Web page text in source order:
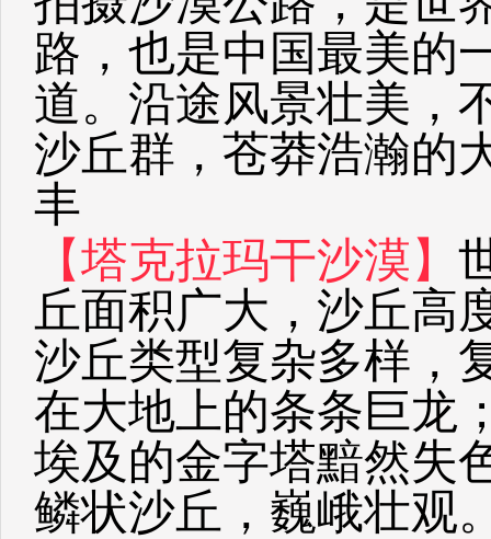
路，也是中国最美的
道。沿途风景壮美，
沙丘群，苍莽浩瀚的
丰
【塔克拉玛干沙漠】
丘面积广大，沙丘高
沙丘类型复杂多样，
在大地上的条条巨龙
埃及的金字塔黯然失
鳞状沙丘，巍峨壮观